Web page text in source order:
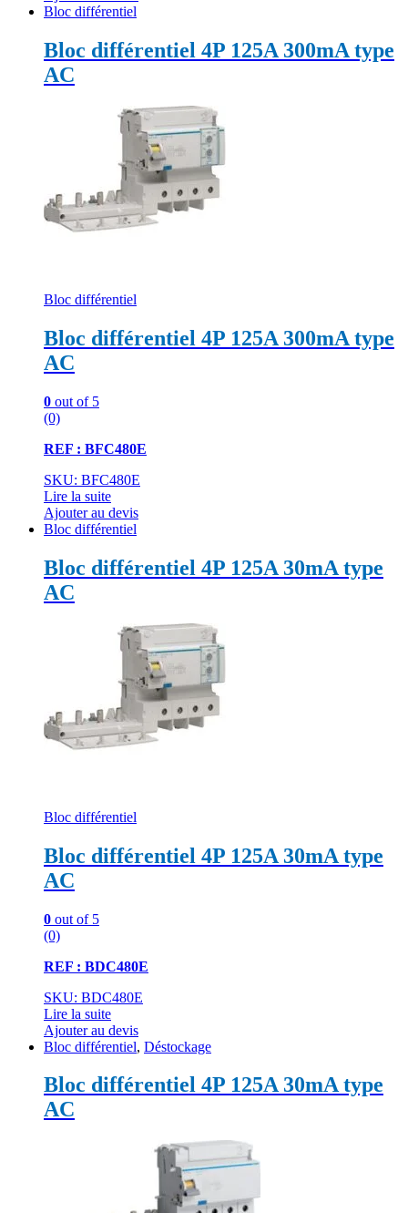
Bloc différentiel
Bloc différentiel 4P 125A 300mA type
AC
Bloc différentiel
Bloc différentiel 4P 125A 300mA type
AC
0 out of 5
(0)
REF : BFC480E
SKU: BFC480E
Lire la suite
Ajouter au devis
Bloc différentiel
Bloc différentiel 4P 125A 30mA type
AC
Bloc différentiel
Bloc différentiel 4P 125A 30mA type
AC
0 out of 5
(0)
REF : BDC480E
SKU: BDC480E
Lire la suite
Ajouter au devis
Bloc différentiel, Déstockage
Bloc différentiel 4P 125A 30mA type
AC